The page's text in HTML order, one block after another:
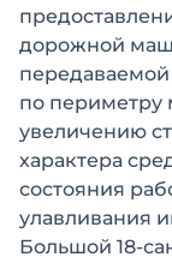
дорожной
по периметру
увеличению
характера
состояния
улавливания
Большой 18-